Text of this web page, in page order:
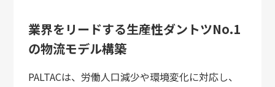
業界をリードする生産性ダントツNo.1
の物流モデル構築
PALTACは、労働人口減少や環境変化に対応し、